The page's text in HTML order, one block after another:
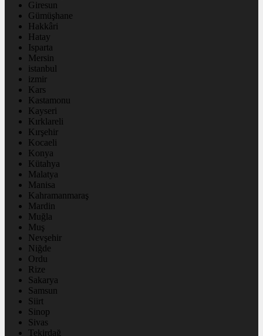
Giresun
Gümüşhane
Hakkâri
Hatay
Isparta
Mersin
istanbul
izmir
Kars
Kastamonu
Kayseri
Kırklareli
Kırşehir
Kocaeli
Konya
Kütahya
Malatya
Manisa
Kahramanmaraş
Mardin
Muğla
Muş
Nevşehir
Niğde
Ordu
Rize
Sakarya
Samsun
Siirt
Sinop
Sivas
Tekirdağ